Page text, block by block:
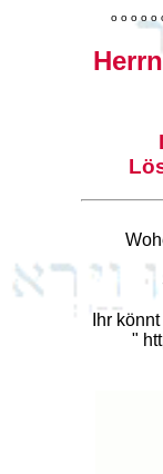
o o o o o
Ihr
"